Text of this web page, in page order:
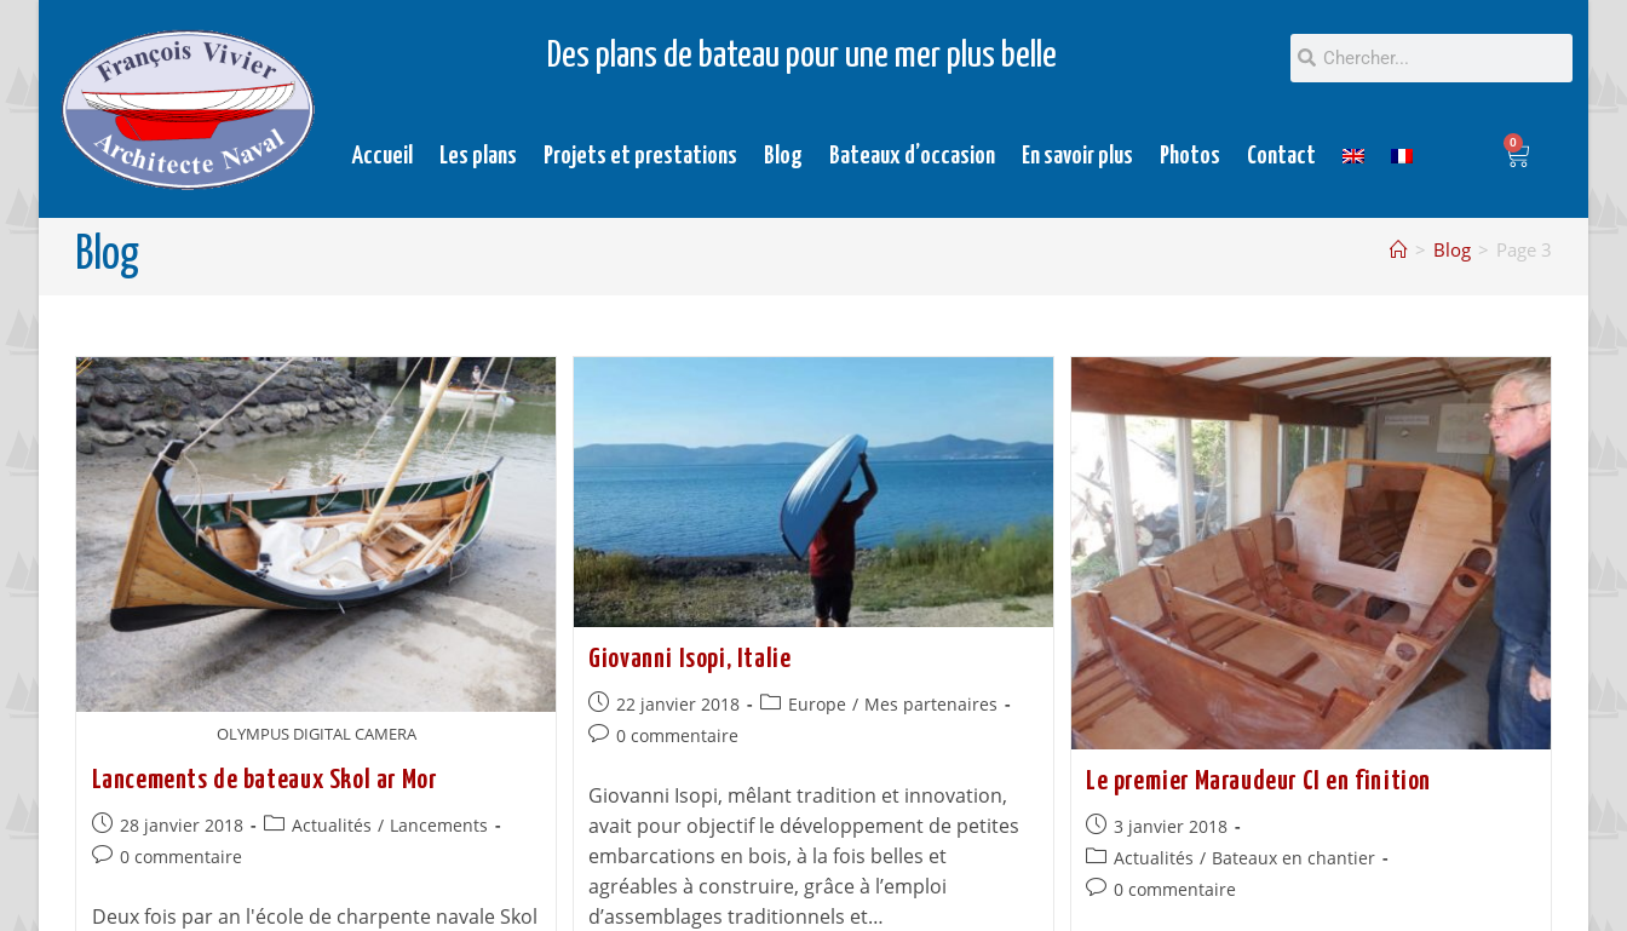
Des plans de bateau pour une mer plus belle
Accueil Les plans Projets et prestations Blog Bateaux d’occasion En savoir plus Photos Contact
0
Blog > Blog > Page 3
OLYMPUS DIGITAL CAMERA
Lancements de bateaux Skol ar Mor
28 janvier 2018 Actualités / Lancements
0 commentaire
Deux fois par an l'école de charpente navale Skol
Giovanni Isopi, Italie
22 janvier 2018 Europe / Mes partenaires
0 commentaire
Giovanni Isopi, mêlant tradition et innovation,
avait pour objectif le développement de petites
embarcations en bois, à la fois belles et
agréables à construire, grâce à l’emploi
d’assemblages traditionnels et…
Le premier Maraudeur CI en finition
3 janvier 2018
Actualités / Bateaux en chantier
0 commentaire